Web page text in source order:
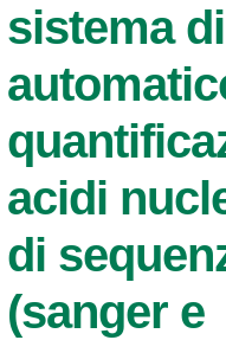
sistema
acidi
di
(sanger e